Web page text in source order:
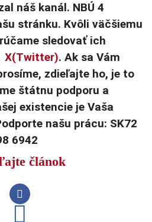
náš kanál. NBÚ 4
stránku. Kvôli väčšiemu
sledovať ich
X(Twitter). Ak sa Vám
zdieľajte ho, je to
štátnu podporu a
existencie je Vaša
našu prácu: SK72
6942
článok